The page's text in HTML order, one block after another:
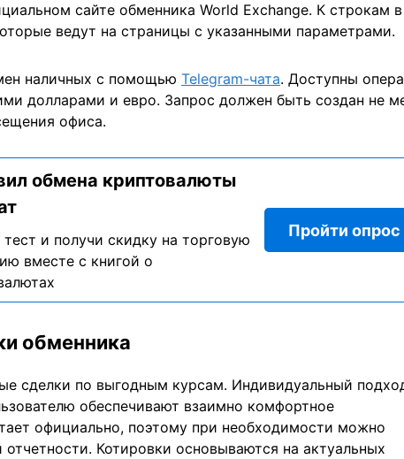
сайте обменника World Exchange. К строкам в
ведут на страницы с указанными параметрами.
наличных с помощью Telegram-чата. Доступны
долларами и евро. Запрос должен быть создан не
офиса.
обмена криптовалюты
и получи скидку на торговую
вместе с книгой о
Пройти опрос
обменника
сделки по выгодным курсам. Индивидуальный
обеспечивают взаимно комфортное
официально, поэтому при необходимости можно
Котировки основываются на актуальных